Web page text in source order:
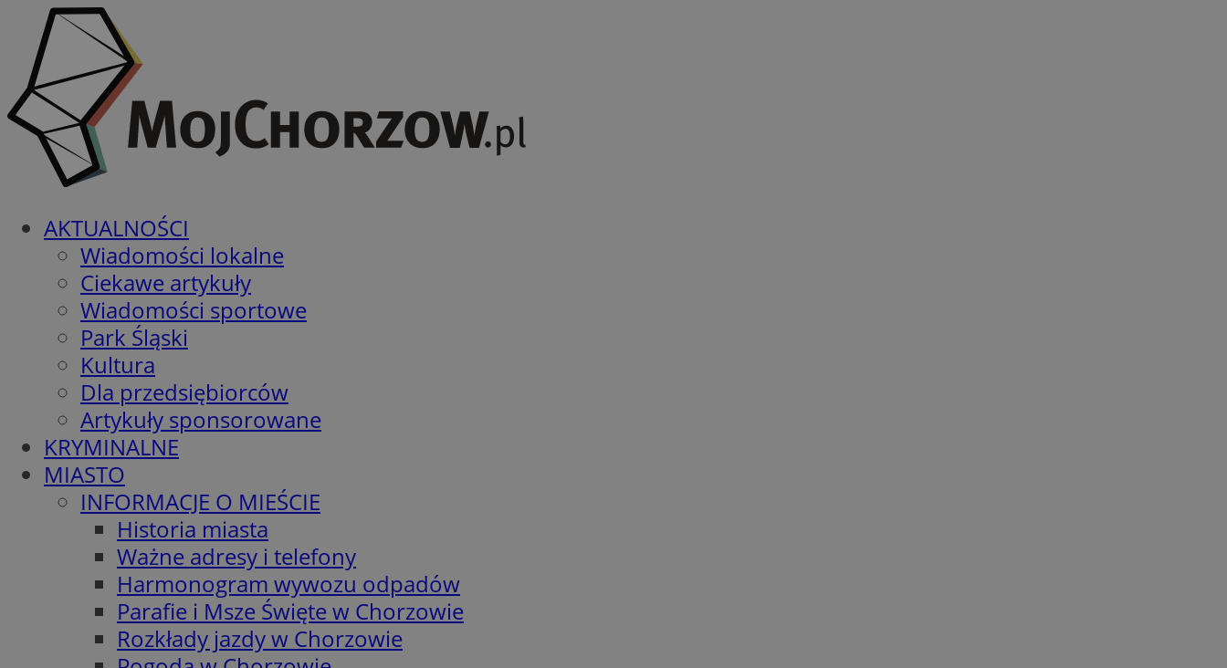
AKTUALNOŚCI
Wiadomości lokalne
Ciekawe artykuły
Wiadomości sportowe
Park Śląski
Kultura
Dla przedsiębiorców
Artykuły sponsorowane
KRYMINALNE
MIASTO
INFORMACJE O MIEŚCIE
Historia miasta
Ważne adresy i telefony
Harmonogram wywozu odpadów
Parafie i Msze Święte w Chorzowie
Rozkłady jazdy w Chorzowie